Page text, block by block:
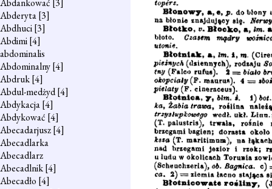
Abdankować [3]
Abderyta[3]
Abdhuci[3]
Abdimi[4]
abdominalis
Abdominalny[4]
Abdruk[4]
Abdul-medżyd[4]
Abdykacja[4]
Abdykować [4]
Abecadarjusz[4]
Abecadlarka
Abecadlarz
Abecadlnik[4]
Abecadło [4]